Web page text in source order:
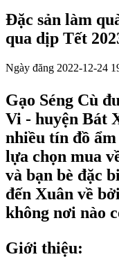
Đặc sản làm
qua dịp Tết
Ngày đăng 2022-12-24
Gạo Séng Cù
Vi - huyện Bát
nhiều tín đồ
lựa chọn mua
và bạn bè đặc
đến Xuân về
không nơi nào
Giới thiệu: